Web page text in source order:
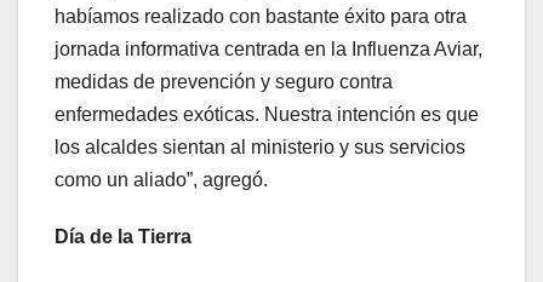
habíamos realizado con bastante éxito para otra
jornada informativa centrada en la Influenza Aviar,
medidas de prevención y seguro contra
enfermedades exóticas. Nuestra intención es que
los alcaldes sientan al ministerio y sus servicios
como un aliado”, agregó.
Día de la Tierra